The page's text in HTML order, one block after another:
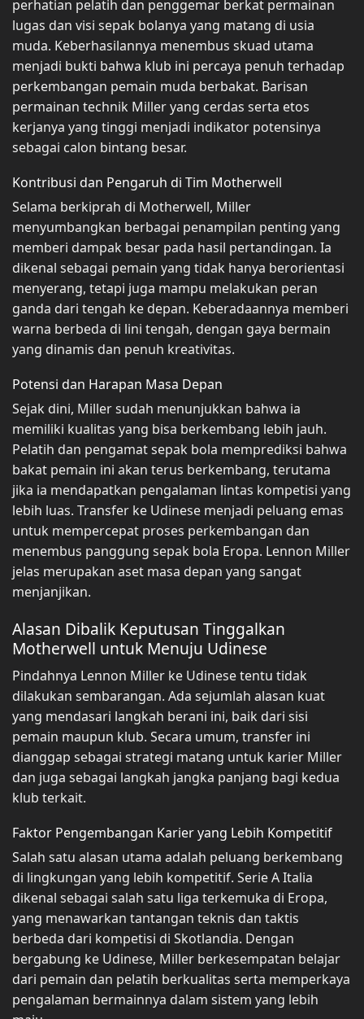
perhatian pelatih dan penggemar berkat permainan
lugas dan visi sepak bolanya yang matang di usia
muda. Keberhasilannya menembus skuad utama
menjadi bukti bahwa klub ini percaya penuh terhadap
perkembangan pemain muda berbakat. Barisan
permainan technik Miller yang cerdas serta etos
kerjanya yang tinggi menjadi indikator potensinya
sebagai calon bintang besar.
Kontribusi dan Pengaruh di Tim Motherwell
Selama berkiprah di Motherwell, Miller
menyumbangkan berbagai penampilan penting yang
memberi dampak besar pada hasil pertandingan. Ia
dikenal sebagai pemain yang tidak hanya berorientasi
menyerang, tetapi juga mampu melakukan peran
ganda dari tengah ke depan. Keberadaannya memberi
warna berbeda di lini tengah, dengan gaya bermain
yang dinamis dan penuh kreativitas.
Potensi dan Harapan Masa Depan
Sejak dini, Miller sudah menunjukkan bahwa ia
memiliki kualitas yang bisa berkembang lebih jauh.
Pelatih dan pengamat sepak bola memprediksi bahwa
bakat pemain ini akan terus berkembang, terutama
jika ia mendapatkan pengalaman lintas kompetisi yang
lebih luas. Transfer ke Udinese menjadi peluang emas
untuk mempercepat proses perkembangan dan
menembus panggung sepak bola Eropa. Lennon Miller
jelas merupakan aset masa depan yang sangat
menjanjikan.
Alasan Dibalik Keputusan Tinggalkan
Motherwell untuk Menuju Udinese
Pindahnya Lennon Miller ke Udinese tentu tidak
dilakukan sembarangan. Ada sejumlah alasan kuat
yang mendasari langkah berani ini, baik dari sisi
pemain maupun klub. Secara umum, transfer ini
dianggap sebagai strategi matang untuk karier Miller
dan juga sebagai langkah jangka panjang bagi kedua
klub terkait.
Faktor Pengembangan Karier yang Lebih Kompetitif
Salah satu alasan utama adalah peluang berkembang
di lingkungan yang lebih kompetitif. Serie A Italia
dikenal sebagai salah satu liga terkemuka di Eropa,
yang menawarkan tantangan teknis dan taktis
berbeda dari kompetisi di Skotlandia. Dengan
bergabung ke Udinese, Miller berkesempatan belajar
dari pemain dan pelatih berkualitas serta memperkaya
pengalaman bermainnya dalam sistem yang lebih